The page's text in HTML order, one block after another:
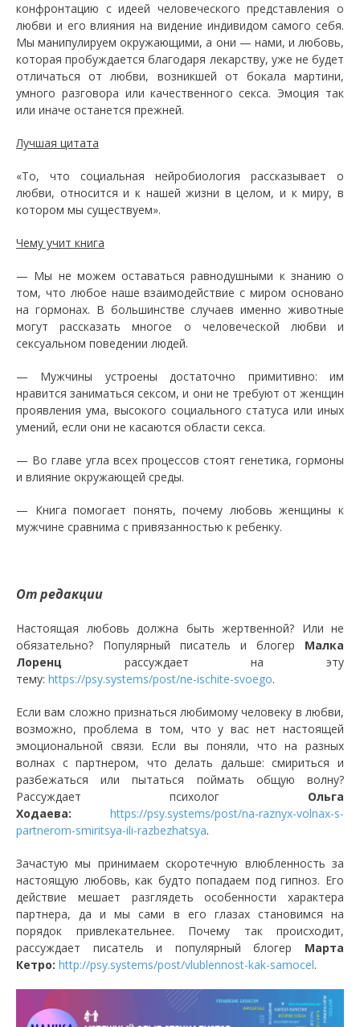
конфронтацию с идеей человеческого представления о
любви и его влияния на видение индивидом самого себя.
Мы манипулируем окружающими, а они — нами, и любовь,
которая пробуждается благодаря лекарству, уже не будет
отличаться от любви, возникшей от бокала мартини,
умного разговора или качественного секса. Эмоция так
или иначе останется прежней.
Лучшая цитата
«То, что социальная нейробиология рассказывает о
любви, относится и к нашей жизни в целом, и к миру, в
котором мы существуем».
Чему учит книга
— Мы не можем оставаться равнодушными к знанию о
том, что любое наше взаимодействие с миром основано
на гормонах. В большинстве случаев именно животные
могут рассказать многое о человеческой любви и
сексуальном поведении людей.
— Мужчины устроены достаточно примитивно: им
нравится заниматься сексом, и они не требуют от женщин
проявления ума, высокого социального статуса или иных
умений, если они не касаются области секса.
— Во главе угла всех процессов стоят генетика, гормоны
и влияние окружающей среды.
— Книга помогает понять, почему любовь женщины к
мужчине сравнима с привязанностью к ребенку.
От редакции
Настоящая любовь должна быть жертвенной? Или не
обязательно? Популярный писатель и блогер Малка
Лоренц рассуждает на эту
тему: https://psy.systems/post/ne-ischite-svoego.
Если вам сложно признаться любимому человеку в любви,
возможно, проблема в том, что у вас нет настоящей
эмоциональной связи. Если вы поняли, что на разных
волнах с партнером, что делать дальше: смириться и
разбежаться или пытаться поймать общую волну?
Рассуждает психолог Ольга
Ходаева:
https://psy.systems/post/na-raznyx-volnax-s-
partnerom-smiritsya-ili-razbezhatsya.
Зачастую мы принимаем скоротечную влюбленность за
настоящую любовь, как будто попадаем под гипноз. Его
действие мешает разглядеть особенности характера
партнера, да и мы сами в его глазах становимся на
порядок привлекательнее. Почему так происходит,
рассуждает писатель и популярный блогер Марта
Кетро: http://psy.systems/post/vlublennost-kak-samocel.